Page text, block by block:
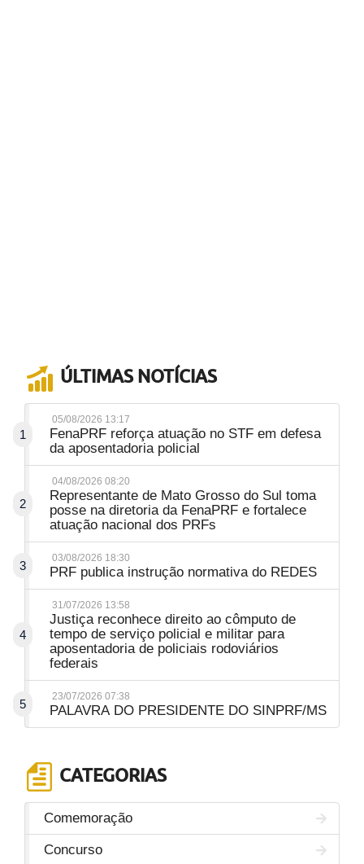
ÚLTIMAS NOTÍCIAS
1
05/08/2026 13:17
FenaPRF reforça atuação no STF em defesa
da aposentadoria policial
2
04/08/2026 08:20
Representante de Mato Grosso do Sul toma
posse na diretoria da FenaPRF e fortalece
atuação nacional dos PRFs
3
03/08/2026 18:30
PRF publica instrução normativa do REDES
4
31/07/2026 13:58
Justiça reconhece direito ao cômputo de
tempo de serviço policial e militar para
aposentadoria de policiais rodoviários
federais
5
23/07/2026 07:38
PALAVRA DO PRESIDENTE DO SINPRF/MS
CATEGORIAS
Comemoração
Concurso